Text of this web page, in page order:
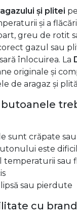
și plitei
și a
greu de rotit
gazul sau
înlocuirea. La
originale și
de aragaz și
butoanele
sunt crăpate
este
sau
sau pierdute
cu